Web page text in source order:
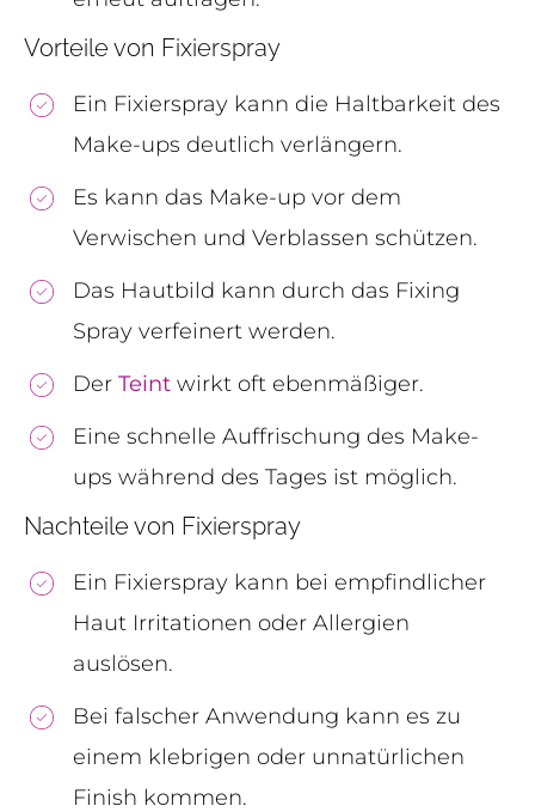
Vorteile von Fixierspray
Ein Fixierspray kann die Haltbarkeit des
Make-ups deutlich verlängern.
Es kann das Make-up vor dem
Verwischen und Verblassen schützen.
Das Hautbild kann durch das Fixing
Spray verfeinert werden.
Der Teint wirkt oft ebenmäßiger.
Eine schnelle Auffrischung des Make-
ups während des Tages ist möglich.
Nachteile von Fixierspray
Ein Fixierspray kann bei empfindlicher
Haut Irritationen oder Allergien
auslösen.
Bei falscher Anwendung kann es zu
einem klebrigen oder unnatürlichen
Finish kommen.